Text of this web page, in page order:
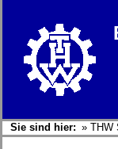
Sie sind hier: » THW